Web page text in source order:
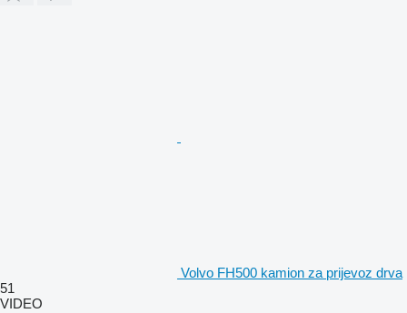
Volvo FH500 kamion za prijevoz drva
51
VIDEO